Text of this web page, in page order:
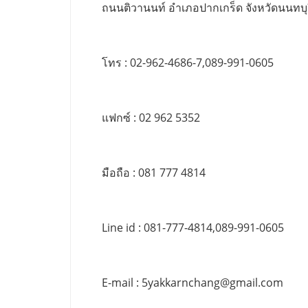
ถนนติวานนท์ อำเภอปากเกร็ด จังหวัดนนท
โทร : 02-962-4686-7,089-991-0605
แฟกซ์ : 02 962 5352
มือถือ : 081 777 4814
Line id : 081-777-4814,089-991-0605
E-mail : 5yakkarnchang@gmail.com